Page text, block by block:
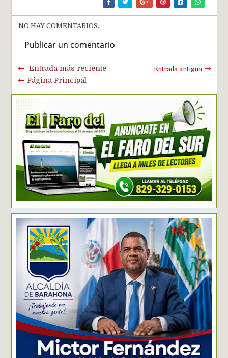
NO HAY COMENTARIOS.:
Publicar un comentario
Entrada más reciente Entrada antigua
Página Principal